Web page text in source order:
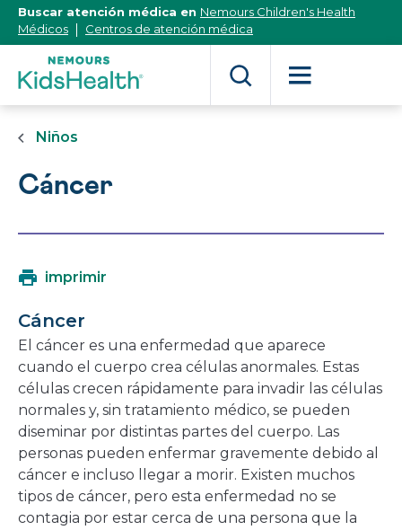
[Skip
Content]
Buscar atención médica en Nemours Children's Health
Médicos
Centros de atención médica
Niños
Cáncer
imprimir
Cáncer
El cáncer es una enfermedad que aparece
cuando el cuerpo crea células anormales. Estas
células crecen rápidamente para invadir las células
normales y, sin tratamiento médico, se pueden
diseminar por distintas partes del cuerpo. Las
personas pueden enfermar gravemente debido al
cáncer e incluso llegar a morir. Existen muchos
tipos de cáncer, pero esta enfermedad no se
contagia por estar cerca de una persona que la